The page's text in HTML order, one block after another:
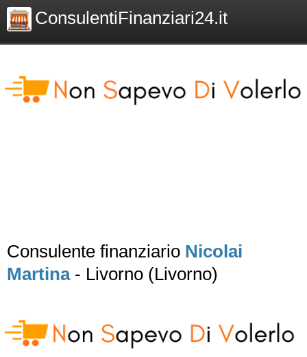
ConsulentiFinanziari24.it
Consulente finanziario Nicolai
Martina- Livorno (Livorno)